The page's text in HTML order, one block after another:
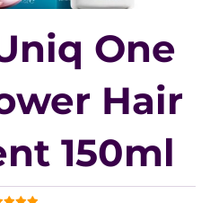
One
Hair
150ml